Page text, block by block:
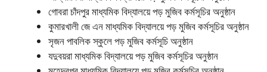
গোবরা চাঁদপুর মাধ্যমিক বিদ্যালয়ে পড় মুজিব কর্মসূচির অনুষ্ঠান
কুমারখালী জে এন মাধ্যমিক বিদ্যালয়ে পড় মুজিব কর্মসূচির অনুষ্ঠান
সৃজন পাবলিক স্কুলে পড় মুজিব কর্মসূচি অনুষ্ঠান
যদুবয়রা মাধ্যমিক বিদ্যালয়ে পড় মুজিব কর্মসূচির অনুষ্ঠান